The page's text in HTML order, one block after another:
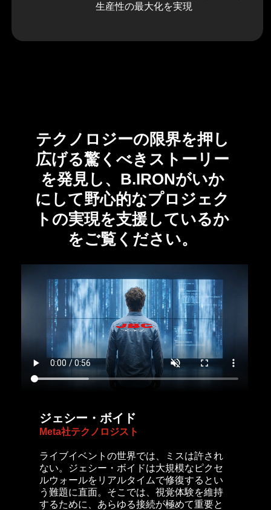
生産性の最大化を実現
テクノロジーの限界を押し
広げる驚くべきストーリー
を発見し、B.IRONがいか
にして野心的なプロジェク
トの実現を支援しているか
をご覧ください。
ジェシー・ボイド
Meta社テクノロジスト
ライブイベントの世界では、ミスは許され
ない。ジェシー・ボイドは大規模なピクセ
ルウォールをリアルタイムで修復するとい
う難題に直面。そこでは、視覚体験を維持
するために、あらゆる接続が極めて重要と